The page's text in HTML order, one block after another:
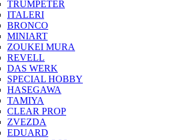
TRUMPETER
ITALERI
BRONCO
MINIART
ZOUKEI MURA
REVELL
DAS WERK
SPECIAL HOBBY
HASEGAWA
TAMIYA
CLEAR PROP
ZVEZDA
EDUARD